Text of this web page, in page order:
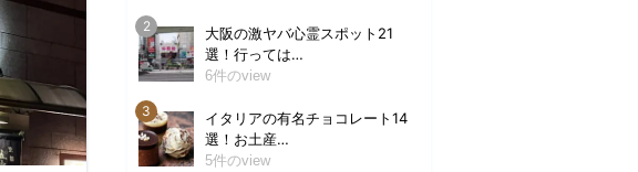
大阪の激ヤバ心霊スポット21
選！行っては…
6件のview
イタリアの有名チョコレート14
選！お土産…
5件のview